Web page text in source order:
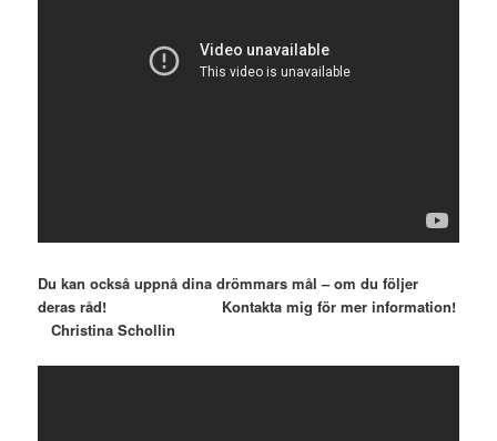
Du kan också uppnå dina drömmars mål – om du följer
deras råd! Kontakta mig för mer information!
Christina Schollin